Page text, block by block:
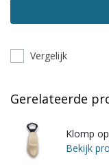
Vergelijk
Gerelateerde
Klomp
Bekijk